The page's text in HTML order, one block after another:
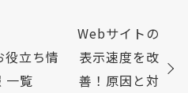
立ち情
一覧
Webサイトの
表示速度を改
善！原因と対